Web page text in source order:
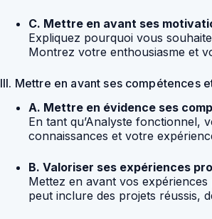
C. Mettre en avant ses
Expliquez pourquoi vous
Montrez votre enthousiasme et
III. Mettre en avant ses compétences
A. Mettre en évidence ses
En tant qu’Analyste fonctionnel,
connaissances et votre
B. Valoriser ses expériences
Mettez en avant vos
peut inclure des projets réussis,